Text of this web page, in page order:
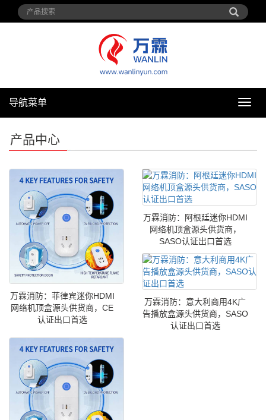
导
导航菜单
产品中心
万霖消防：菲律宾迷你HDMI
网络机顶盒源头供货商，CE
认证出口首选
万霖消防：阿根廷迷你HDMI
网络机顶盒源头供货商，
SASO认证出口首选
万霖消防：意大利商用4K广
告播放盒源头供货商，SASO
认证出口首选